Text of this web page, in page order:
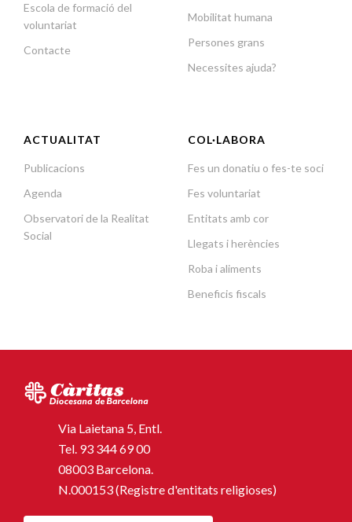
Escola de formació del
voluntariat
Contacte
Mobilitat humana
Persones grans
Necessites ajuda?
ACTUALITAT
Publicacions
Agenda
Observatori de la Realitat
Social
COL·LABORA
Fes un donatiu o fes-te soci
Fes voluntariat
Entitats amb cor
Llegats i herències
Roba i aliments
Beneficis fiscals
Via Laietana 5, Entl.
Tel. 93 344 69 00
08003 Barcelona.
N.000153 (Registre d'entitats religioses)